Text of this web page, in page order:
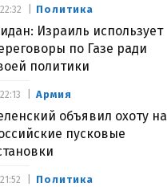
Политика
Израиль использует
по Газе ради
политики
Армия
объявил охоту на
пусковые
Политика